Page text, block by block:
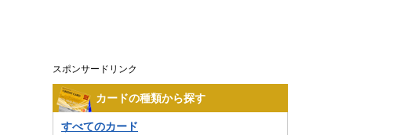
スポンサードリンク
カードの種類から探す
すべてのカード